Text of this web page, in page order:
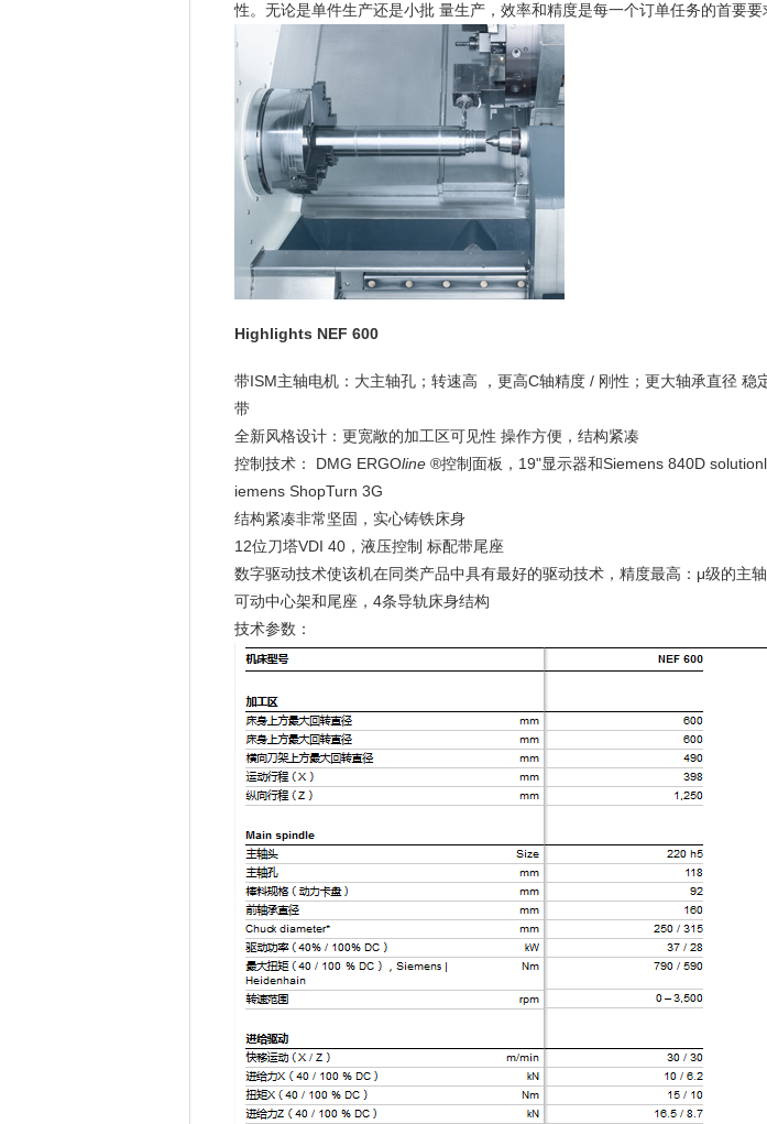
性。无论是单件生产还是小批 量生产，效率和精度是每一个订单任务的首要要
Highlights NEF 600
带ISM主轴电机：大主轴孔；转速高 ，更高C轴精度 / 刚性；更大轴承直径
带
全新风格设计：更宽敞的加工区可见性 操作方便，结构紧凑
控制技术： DMG ERGOline ®控制面板，19"显示器和Siemens 840D solutio
iemens ShopTurn 3G
结构紧凑非常坚固，实心铸铁床身
12位刀塔VDI 40，液压控制 标配带尾座
数字驱动技术使该机在同类产品中具有最好的驱动技术，精度最高：μ级的主
可动中心架和尾座，4条导轨床身结构
技术参数：